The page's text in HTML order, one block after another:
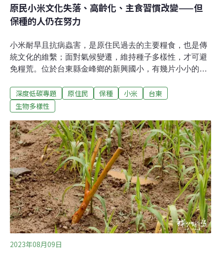
原民小米文化失落、高齡化、主食習慣改變——但
保種的人仍在努力
小米耐旱且抗病蟲害，是原住民過去的主要糧食，也是傳
統文化的維繫；面對氣候變遷，維持種子多樣性，才可避
免糧荒。位於台東縣金峰鄉的新興國小，有幾片小小的小
的午餐也加入營養豐富的小米，師生一嚐粒粒皆辛苦的成
果。台灣小米在紀錄上曾有高達200多個品種，然而現代
然有一群人在默默耕耘，從農田到餐桌、小自社區大到政
策，仍在努力保種中。越來越艱難 一斤高達600元、全台
小米種植面積不到百公頃台東縣達仁鄉土坂部落的Talem
卡路風工坊，距離台東市約一小時車程，路旁有一棵高大
的茄苳樹和樹屋，非常容易認。卡路風工坊的負責人藍保‧
卡路風先帶團友學習包cinavu（吉拿富，排灣部落粽），
再到小米田學習採收小米——這個品種是圓頭、那個品種
是長毛，折小米時要剝去旁邊的葉子，至第二節就可輕易
摘下，單手綁小米並不困難，但請出
深度低碳專題 原住民 保種 小米
台東
生物多樣性
2023年08月09日